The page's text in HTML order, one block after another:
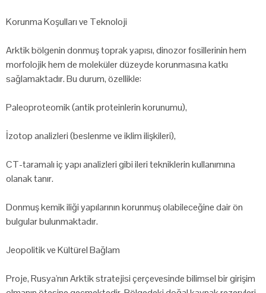
Korunma Koşulları ve Teknoloji
Arktik bölgenin donmuş toprak yapısı, dinozor fosillerinin hem
morfolojik hem de moleküler düzeyde korunmasına katkı
sağlamaktadır. Bu durum, özellikle:
Paleoproteomik (antik proteinlerin korunumu),
İzotop analizleri (beslenme ve iklim ilişkileri),
CT-taramalı iç yapı analizleri gibi ileri tekniklerin kullanımına
olanak tanır.
Donmuş kemik iliği yapılarının korunmuş olabileceğine dair ön
bulgular bulunmaktadır.
Jeopolitik ve Kültürel Bağlam
Proje, Rusya'nın Arktik stratejisi çerçevesinde bilimsel bir girişim